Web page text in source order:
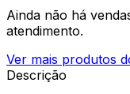
Ainda não há
atendimento.
Ver mais produtos
Descrição